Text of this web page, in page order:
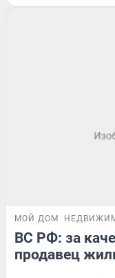
МОЙ ДОМ
ВС РФ: за
продавец